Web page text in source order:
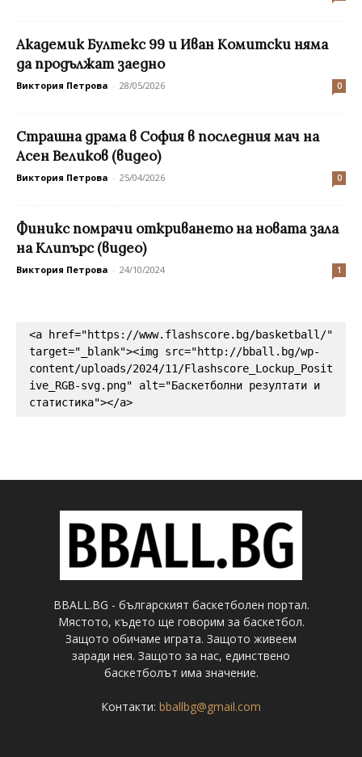
Академик Бултекс 99 и Иван Комитски няма
да продължат заедно
Виктория Петрова - 28/05/2026 0
Страшна драма в София в последния мач на
Асен Великов (видео)
Виктория Петрова - 25/04/2026 0
Финикс помрачи откриването на новата зала
на Клипърс (видео)
Виктория Петрова - 24/10/2024 1
<a href="https://www.flashscore.bg/basketball/"
target="_blank"><img src="http://bball.bg/wp-
content/uploads/2024/11/Flashscore_Lockup_Posit
ive_RGB-svg.png" alt="Баскетболни резултати и
статистика"></a>
BBALL.BG - българският баскетболен портал.
Мястото, където ще говорим за баскетбол.
Защото обичаме играта. Защото живеем
заради нея. Защото за нас, единствено
баскетболът има значение.
Контакти: bballbg@gmail.com